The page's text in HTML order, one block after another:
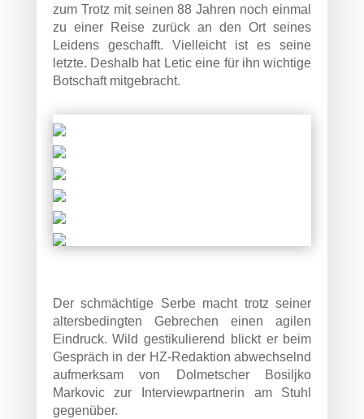
zum Trotz mit seinen 88 Jahren noch einmal
zu einer Reise zurück an den Ort seines
Leidens geschafft. Vielleicht ist es seine
letzte. Deshalb hat Letic eine für ihn wichtige
Botschaft mitgebracht.
Der schmächtige Serbe macht trotz seiner
altersbedingten Gebrechen einen agilen
Eindruck. Wild gestikulierend blickt er beim
Gespräch in der HZ-Redaktion abwechselnd
aufmerksam von Dolmetscher Bosiljko
Markovic zur Interviewpartnerin am Stuhl
gegenüber.